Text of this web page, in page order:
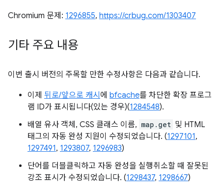
Chromium 문제: 1296855, https://crbug.com/1303407
기타 주요 내용
이번 출시 버전의 주목할 만한 수정사항은 다음과 같습니다.
이제 뒤로/앞으로 캐시 에 bfcache를 차단한 확장 프로그
램 ID가 표시됩니다(있는 경우)(1284548).
배열 유사 객체, CSS 클래스 이름, map.get 및 HTML
태그의 자동 완성 지원이 수정되었습니다. (1297101,
1297491, 1293807, 1296983)
단어를 더블클릭하고 자동 완성을 실행취소할 때 잘못된
강조 표시가 수정되었습니다. (1298437, 1298667)